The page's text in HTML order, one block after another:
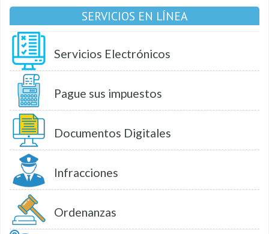
SERVICIOS EN LÍNEA
Servicios Electrónicos
Pague sus impuestos
Documentos Digitales
Infracciones
Ordenanzas